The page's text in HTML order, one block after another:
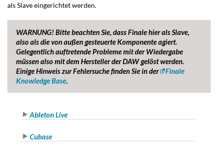
als Slave eingerichtet werden.
WARNUNG!Bitte beachten Sie, dass Finale hier als Slave,
also als die von außen gesteuerte Komponente agiert.
Gelegentlich auftretende Probleme mit der Wiedergabe
müssen also mit dem Hersteller der DAW gelöst werden.
Einige Hinweis zur Fehlersuche finden Sie in der
Finale
Knowledge Base.
Ableton Live
Cubase